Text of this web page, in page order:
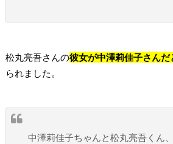
松丸亮吾さんの彼女が中澤莉佳子さんだ
られました。
中澤莉佳子ちゃんと松丸亮吾くん